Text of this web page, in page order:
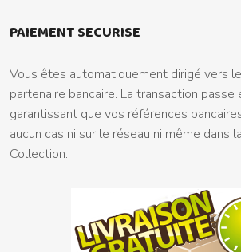
PAIEMENT SECURISE
Vous êtes automatiquement dirigé vers
partenaire bancaire. La transaction passe
garantissant que vos références
aucun cas ni sur le réseau ni même dans
Collection.